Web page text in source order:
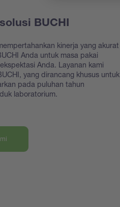
BUCHI
kinerja yang akurat
Anda untuk masa pakai
Anda. Layanan kami
yang dirancang khusus untuk
pada puluhan tahun
laboratorium.